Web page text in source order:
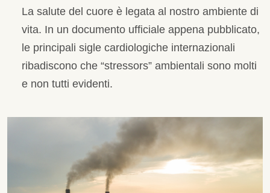
La salute del cuore è legata al nostro ambiente di
vita. In un documento ufficiale appena pubblicato,
le principali sigle cardiologiche internazionali
ribadiscono che “stressors” ambientali sono molti
e non tutti evidenti.